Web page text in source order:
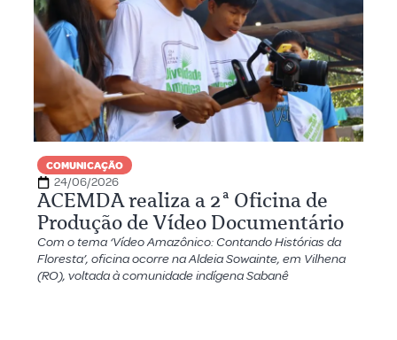
COMUNICAÇÃO
24/06/2026
ACEMDA realiza a 2ª Oficina de
Produção de Vídeo Documentário
Com o tema ‘Vídeo Amazônico: Contando Histórias da
Floresta’, oficina ocorre na Aldeia Sowainte, em Vilhena
(RO), voltada à comunidade indígena Sabanê